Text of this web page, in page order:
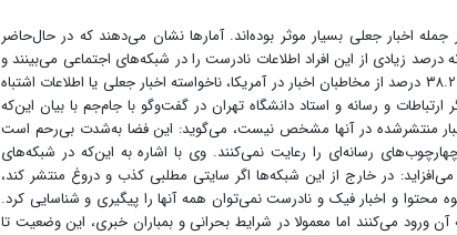
اخبار جعلی بسیار موثر بوده‌اند. آمارها نشان می‌دهند که در حال‌حاضر
روزانه درصد زیادی از این افراد اطلاعات نادرست را در شبکه‌های اجتماعی می‌بینند و
منتشر می‌کنند. یک نظرسنجی در دسامبر ۲۰۲۰ (آذرماه ۱۳۹۹) نشان داد ۳۸.۲ درصد از مخاطبان اخبار در آمریکا، ناخواسته اخبار جعلی یا اطلاعات اشتباه
و رسانه و استاد دانشگاه تهران در گفت‌وگو با جام‌جم با بیان این‌که
منتشر‌شده در آنها مشخص نیست، می‌گوید: این فضا به‌شدت بی‌رحم است
رسانه‌ای را رعایت نمی‌کنند. وی با اشاره به این‌که در شبکه‌های
در خارج از این شبکه‌ها اگر سایتی مطلبی کذب و دروغ منتشر کند،
محتوا و اخبار فیک و نادرست نمی‌توان همه آنها را پیگیری و شناسایی کرد.
ورود می‌کنند اما معمولا در شرایط بحرانی و بمباران خبری، این وضعیت تا